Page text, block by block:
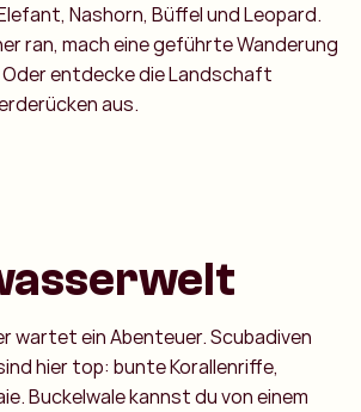
Nashorn, Büffel und Leopard.
ran, mach eine geführte Wanderung
Oder entdecke die Landschaft
aus.
wartet ein Abenteuer. Scubadiven
hier top: bunte Korallenriffe,
Buckelwale kannst du von einem